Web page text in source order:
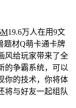
19.6万人在用9文
题材Q萌卡通卡牌
风给玩家带来了全
的争霸系统，可以
你的技术，你将体
将与好友一起组队